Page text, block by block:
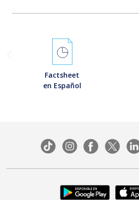
Factsheet
en Español